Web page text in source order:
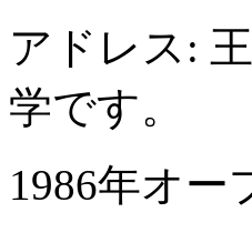
アドレス:
学です。
1986年オー